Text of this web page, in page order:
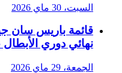
السبت، 30 ماي 2026
قائمة باريس سان
نهائي دوري
الجمعة، 29 ماي 2026